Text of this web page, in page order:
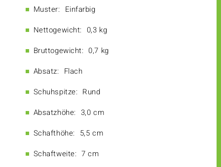
Muster: Einfarbig
Nettogewicht: 0,3 kg
Bruttogewicht: 0,7 kg
Absatz: Flach
Schuhspitze: Rund
Absatzhöhe: 3,0 cm
Schafthöhe: 5,5 cm
Schaftweite: 7 cm